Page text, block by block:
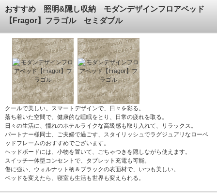
おすすめ 照明&隠し収納 モダンデザインフロアベッド
【Fragor】フラゴル セミダブル
クールで美しい。スマートデザインで、日々を彩る。
落ち着いた空間で、健康的な睡眠をとり、日常の疲れを取る。
日々の生活に、憧れのホテルライクな高級感も取り入れて、リラックス。
パートナー様同士、ご夫婦で過ごす、スタイリッシュでラグジュアリなローベ
ッドフレームのおすすめでございます。
ヘッドボードには、小物を置いて、ごちゃつきを隠しながら使えます。
スイッチ一体型コンセントで、タブレット充電も可能。
傷に強い、ウォルナット柄＆ブラックの表面材で、いつも美しい。
ベッドを変えたら、寝室も生活も世界も変えられる。